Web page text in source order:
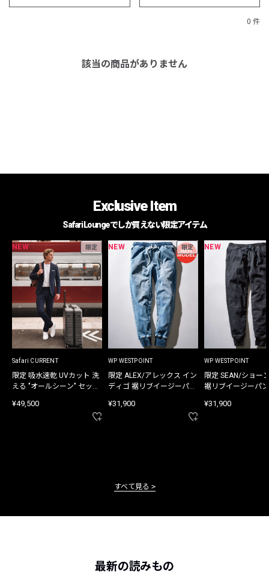
0 件
該当の商品がありません
Exclusive Item
Safari Loungeでしか買えない限定アイテム
NEW 限定
Safari CURRENT
限定 吸水速乾 UVカット 洗
える "オールシーン" セット
¥49,500
NEW 限定
WP WESTPOINT
限定 ALEX/アレックス イン
ディゴ 裾リブイージーパン
¥31,900
NEW
WP WESTPOINT
限定 SEAN/ショー
裾リブイージーパ
¥31,900
すべて見る
最新の読みもの